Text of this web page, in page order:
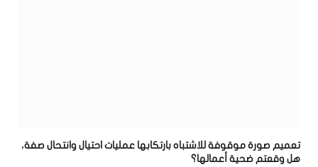
تعميم صورة موقوفة للاشتباه بارتكابها عمليات احتيال وانتحال صفة،
هل وقعتم ضحية أعمالها؟